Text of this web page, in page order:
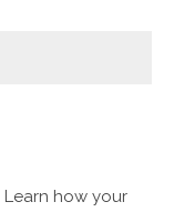
Learn how your